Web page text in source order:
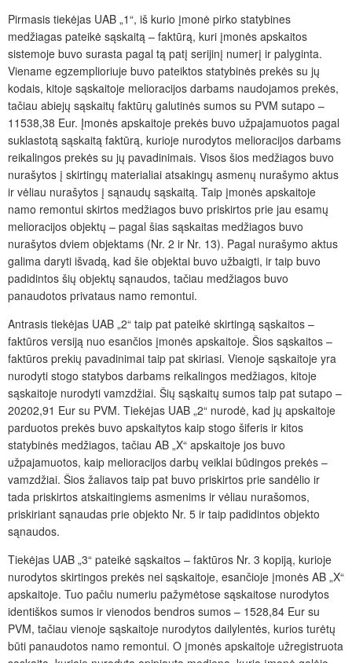
Pirmasis tiekėjas UAB „1“, iš kurio įmonė pirko statybines
medžiagas pateikė sąskaitą – faktūrą, kuri įmonės apskaitos
sistemoje buvo surasta pagal tą patį serijinį numerį ir palyginta.
Viename egzemplioriuje buvo pateiktos statybinės prekės su jų
kodais, kitoje sąskaitoje melioracijos darbams naudojamos prekės,
tačiau abiejų sąskaitų faktūrų galutinės sumos su PVM sutapo –
11538,38 Eur. Įmonės apskaitoje prekės buvo užpajamuotos pagal
suklastotą sąskaitą faktūrą, kurioje nurodytos melioracijos darbams
reikalingos prekės su jų pavadinimais. Visos šios medžiagos buvo
nurašytos į skirtingų materialiai atsakingų asmenų nurašymo aktus
ir vėliau nurašytos į sąnaudų sąskaitą. Taip įmonės apskaitoje
namo remontui skirtos medžiagos buvo priskirtos prie jau esamų
melioracijos objektų – pagal šias sąskaitas medžiagos buvo
nurašytos dviem objektams (Nr. 2 ir Nr. 13). Pagal nurašymo aktus
galima daryti išvadą, kad šie objektai buvo užbaigti, ir taip buvo
padidintos šių objektų sąnaudos, tačiau medžiagos buvo
panaudotos privataus namo remontui.
Antrasis tiekėjas UAB „2“ taip pat pateikė skirtingą sąskaitos –
faktūros versiją nuo esančios įmonės apskaitoje. Šios sąskaitos –
faktūros prekių pavadinimai taip pat skiriasi. Vienoje sąskaitoje yra
nurodyti stogo statybos darbams reikalingos medžiagos, kitoje
sąskaitoje nurodyti vamzdžiai. Šių sąskaitų sumos taip pat sutapo –
20202,91 Eur su PVM. Tiekėjas UAB „2“ nurodė, kad jų apskaitoje
parduotos prekės buvo apskaitytos kaip stogo šiferis ir kitos
statybinės medžiagos, tačiau AB „X“ apskaitoje jos buvo
užpajamuotos, kaip melioracijos darbų veiklai būdingos prekės –
vamzdžiai. Šios žaliavos taip pat buvo priskirtos prie sandėlio ir
tada priskirtos atskaitingiems asmenims ir vėliau nurašomos,
priskiriant sąnaudas prie objekto Nr. 5 ir taip padidintos objekto
sąnaudos.
Tiekėjas UAB „3“ pateikė sąskaitos – faktūros Nr. 3 kopiją, kurioje
nurodytos skirtingos prekės nei sąskaitoje, esančioje įmonės AB „X“
apskaitoje. Tuo pačiu numeriu pažymėtose sąskaitose nurodytos
identiškos sumos ir vienodos bendros sumos – 1528,84 Eur su
PVM, tačiau vienoje sąskaitoje nurodytos dailylentės, kurios turėtų
būti panaudotos namo remontui. O įmonės apskaitoje užregistruota